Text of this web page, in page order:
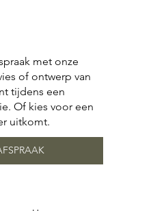
met onze
of ontwerp van
tijdens een
Of kies voor een
uitkomt.